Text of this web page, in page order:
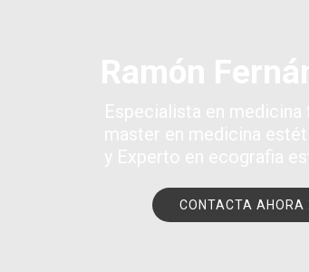
CONTACTA AHORA